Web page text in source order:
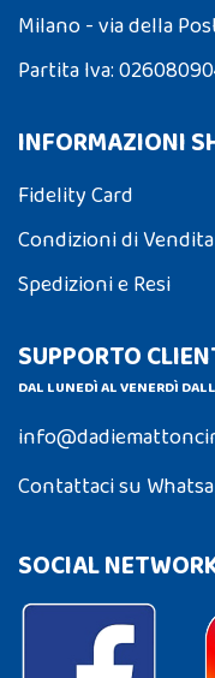
Milano - via della
Partita Iva:
INFORMAZIONI
Fidelity Card
Condizioni di Vendita
Spedizioni e Resi
SUPPORTO
DAL LUNEDÌ AL VENERDÌ
Contattaci su
SOCIAL